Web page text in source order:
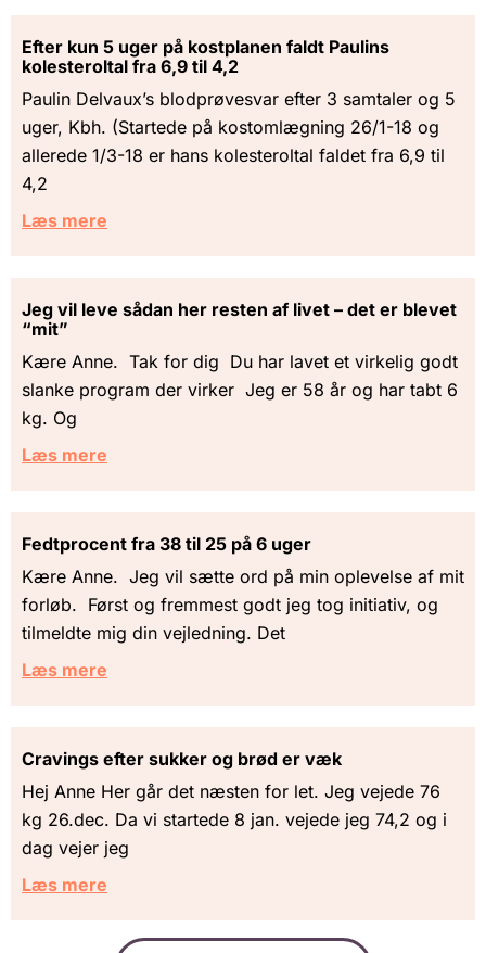
Efter kun 5 uger på kostplanen faldt Paulins
kolesteroltal fra 6,9 til 4,2
Paulin Delvaux’s blodprøvesvar efter 3 samtaler og 5
uger, Kbh. (Startede på kostomlægning 26/1-18 og
allerede 1/3-18 er hans kolesteroltal faldet fra 6,9 til
4,2
Læs mere
Jeg vil leve sådan her resten af livet – det er blevet
“mit”
Kære Anne. Tak for dig Du har lavet et virkelig godt
slanke program der virker Jeg er 58 år og har tabt 6
kg. Og
Læs mere
Fedtprocent fra 38 til 25 på 6 uger
Kære Anne. Jeg vil sætte ord på min oplevelse af mit
forløb. Først og fremmest godt jeg tog initiativ, og
tilmeldte mig din vejledning. Det
Læs mere
Cravings efter sukker og brød er væk
Hej Anne Her går det næsten for let. Jeg vejede 76
kg 26.dec. Da vi startede 8 jan. vejede jeg 74,2 og i
dag vejer jeg
Læs mere